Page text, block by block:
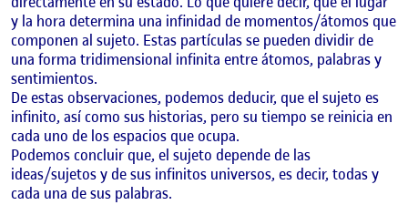
y la hora determina una infinidad de momentos/átomos que
componen al sujeto. Estas partículas se pueden dividir de
una forma tridimensional infinita entre átomos, palabras y
sentimientos.
De estas observaciones, podemos deducir, que el sujeto es
infinito, así como sus historias, pero su tiempo se reinicia en
cada uno de los espacios que ocupa.
Podemos concluir que, el sujeto depende de las
ideas/sujetos y de sus infinitos universos, es decir, todas y
cada una de sus palabras.